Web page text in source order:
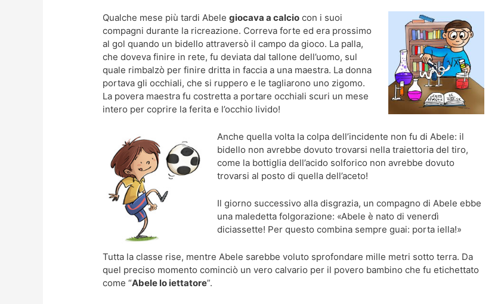
Qualche mese più tardi Abelegiocava a calcio con i suoi
compagni durante la ricreazione. Correva forte ed era prossimo
al gol quando un bidello attraversò il campo da gioco. La palla,
che doveva finire in rete, fu deviata dal tallone dell’uomo, sul
quale rimbalzò per finire dritta in faccia a una maestra. La donna
portava gli occhiali, che si ruppero e le tagliarono uno zigomo.
La povera maestra fu costretta a portare occhiali scuri un mese
intero per coprire la ferita e l’occhio livido!
Anche quella volta la colpa dell’incidente non fu di Abele: il
bidello non avrebbe dovuto trovarsi nella traiettoria del tiro,
come la bottiglia dell’acido solforico non avrebbe dovuto
trovarsi al posto di quella dell’aceto!
Il giorno successivo alla disgrazia, un compagno di Abele ebbe
una maledetta folgorazione: «Abele è nato di venerdì
diciassette! Per questo combina sempre guai: porta iella!»
Tutta la classe rise, mentre Abele sarebbe voluto sprofondare mille metri sotto terra. Da
quel preciso momento cominciò un vero calvario per il povero bambino che fu etichettato
come “Abele lo iettatore”.